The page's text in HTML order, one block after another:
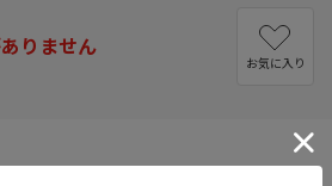
りません
お気に入り